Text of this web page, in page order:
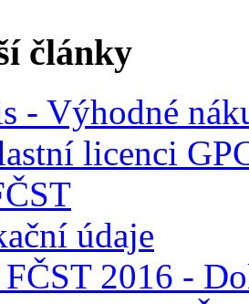
články
- Výhodné
licenci
údaje
FČST 2016 -